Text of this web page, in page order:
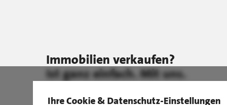
Immobilien verkaufen?
Ist ganz einfach. Mit uns.
Ihre Cookie & Datenschutz-Einstellungen